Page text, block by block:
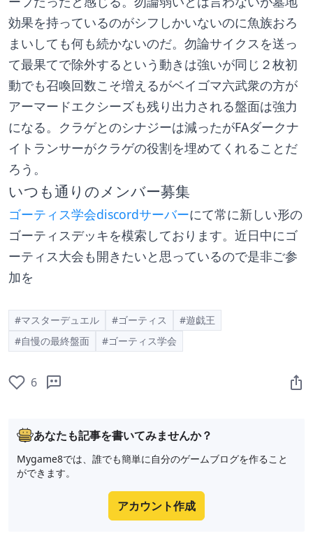
効果を持っているのがシフしかいないのに魚族おろ
まいしても何も続かないのだ。勿論サイクスを送っ
て最果てで除外するという動きは強いが同じ２枚初
動でも召喚回数こそ増えるがベイゴマ六武衆の方が
アーマードエクシーズも残り出力される盤面は強力
になる。クラゲとのシナジーは減ったがFAダークナ
イトランサーがクラゲの役割を埋めてくれることだ
ろう。
いつも通りのメンバー募集
ゴーティス学会discordサーバーにて常に新しい形の
ゴーティスデッキを模索しております。近日中にゴ
ーティス大会も開きたいと思っているので是非ご参
加を
#マスターデュエル #ゴーティス
#遊戯王
#自慢の最終盤面
#ゴーティス学会
6
あなたも記事を書いてみませんか？
Mygame8では、誰でも簡単に自分のゲームブログを作ること
ができます。
アカウント作成